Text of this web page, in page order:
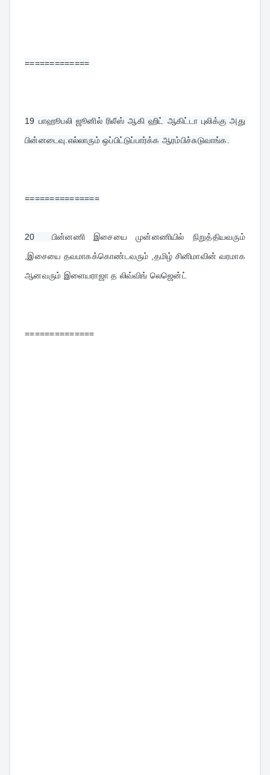
=============
19 பாஹூபலி ஜூனில் ரிலீஸ் ஆகி ஹிட் ஆகிட்டா புலிக்கு அது
பின்னடைவு.எல்லாரும் ஒப்பிட்டுப்பார்க்க ஆரம்பிச்சுடுவாங்க.
===============
20 பின்னணி இசையை முன்னணியில் நிறுத்தியவரும்
,இசையை தவமாகக்கொண்டவரும் ,தமிழ் சினிமாவின் வரமாக
ஆனவரும் இளையராஜா த லிவ்விங் லெஜென்ட்
==============